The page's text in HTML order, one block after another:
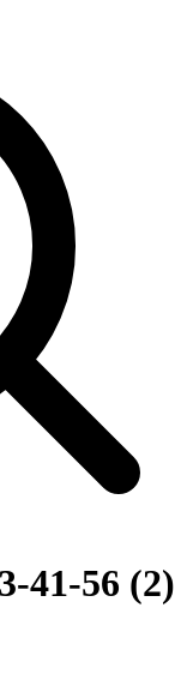
41-56 (2)